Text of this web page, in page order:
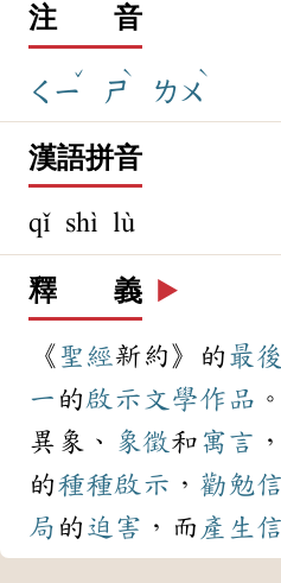
注 音
ㄑㄧ
ˇ
ㄕ
ˋ
ㄌㄨ
ˋ
漢語拼音
qǐ shì lù
釋 義 ▶️
《 聖經新約》的 最後
一 的啟示 文學作品 。
異象、 象徵和 寓言 ，
的種種啟示 ， 勸勉
局 的 迫害 ，而 產生